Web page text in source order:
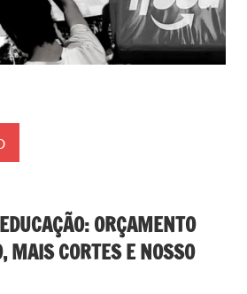
ORÇAMENTO
MAIS CORTES E NOSSO